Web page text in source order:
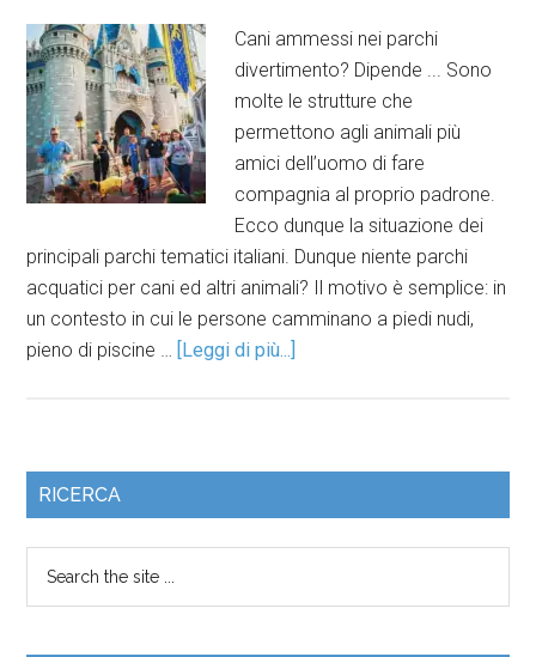
Cani ammessi nei parchi
divertimento? Dipende ... Sono
molte le strutture che
permettono agli animali più
amici dell’uomo di fare
compagnia al proprio padrone.
Ecco dunque la situazione dei
principali parchi tematici italiani. Dunque niente parchi
acquatici per cani ed altri animali? Il motivo è semplice: in
un contesto in cui le persone camminano a piedi nudi,
pieno di piscine … [Leggi di più...]
RICERCA